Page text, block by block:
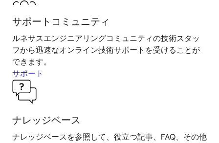
サポートコミュニティ
ルネサスエンジニアリングコミュニティの技術スタッ
フから迅速なオンライン技術サポートを受けることが
できます。
サポート
ナレッジベース
ナレッジベースを参照して、役立つ記事、FAQ、その他